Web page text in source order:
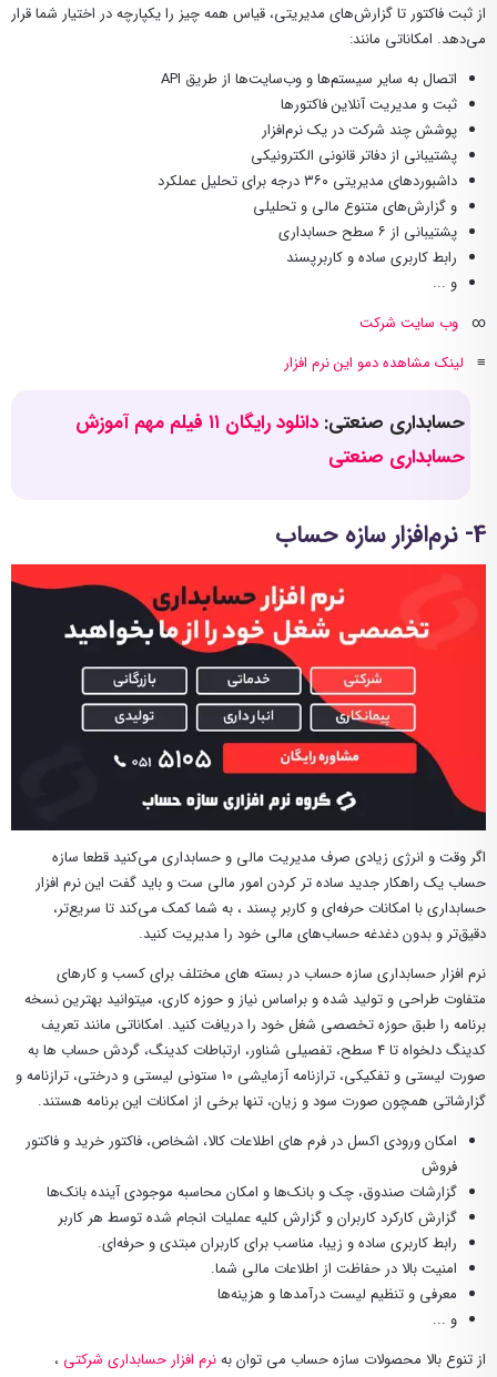
از ثبت فاکتور تا گزارش‌های مدیریتی، قیاس همه چیز را یکپارچه در اختیار شما قرار
می‌دهد. امکاناتی مانند:
اتصال به سایر سیستم‌ها و وب‌سایت‌ها از طریق API
ثبت و مدیریت آنلاین فاکتورها
پوشش چند شرکت در یک نرم‌افزار
پشتیبانی از دفاتر قانونی الکترونیکی
داشبوردهای مدیریتی ۳۶۰ درجه برای تحلیل عملکرد
و گزارش‌های متنوع مالی و تحلیلی
پشتیبانی از ۶ سطح حسابداری
رابط کاربری ساده و کاربرپسند
و ...
∞ وب سایت شرکت
≡
لینک مشاهده دمو این نرم افزار
حسابداری صنعتی:
دانلود رایگان ۱۱ فیلم مهم آموزش
حسابداری صنعتی
4- نرم‌افزار سازه حساب
اگر وقت و انرژی زیادی صرف مدیریت مالی و حسابداری می‌کنید قطعا سازه
حساب یک راهکار جدید ساده تر کردن امور مالی ست و باید گفت این نرم افزار
حسابداری با امکانات حرفه‌ای و کاربر پسند ، به شما کمک می‌کند تا سریع‌تر،
دقیق‌تر و بدون دغدغه حساب‌های مالی خود را مدیریت کنید.
نرم افزار حسابداری سازه حساب در بسته های مختلف برای کسب و کارهای
متفاوت طراحی و تولید شده و براساس نیاز و حوزه کاری، میتوانید بهترین نسخه
برنامه را طبق حوزه تخصصی شغل خود را دریافت کنید. امکاناتی مانند تعریف
کدینگ دلخواه تا 4 سطح، تفصیلی شناور، ارتباطات کدینگ، گردش حساب ها به
صورت لیستی و تفکیکی، ترازنامه آزمایشی 10 ستونی لیستی و درختی، ترازنامه و
گزارشاتی همچون صورت سود و زیان، تنها برخی از امکانات این برنامه هستند.
امکان ورودی اکسل در فرم های اطلاعات کالا، اشخاص، فاکتور خرید و فاکتور
فروش
گزارشات صندوق، چک و بانک‌ها و امکان محاسبه موجودی آینده بانک‌ها
گزارش کارکرد کاربران و گزارش کلیه عملیات انجام شده توسط هر کاربر
رابط کاربری ساده و زیبا، مناسب برای کاربران مبتدی و حرفه‌ای.
امنیت بالا در حفاظت از اطلاعات مالی شما.
معرفی و تنظیم لیست درآمدها و هزینه‌ها
و ...
از تنوع بالا محصولات سازه حساب می توان بهنرم افزار حسابداری شرکتی ،